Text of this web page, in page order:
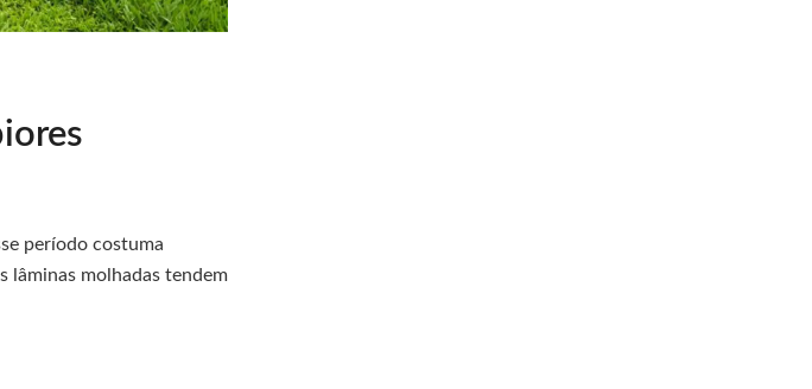
período costuma
lâminas molhadas tendem